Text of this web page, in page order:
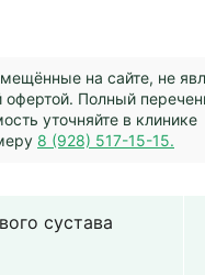
на сайте, не
офертой. Полный
уточняйте в клинике
8 (928) 517-15-15.
сустава